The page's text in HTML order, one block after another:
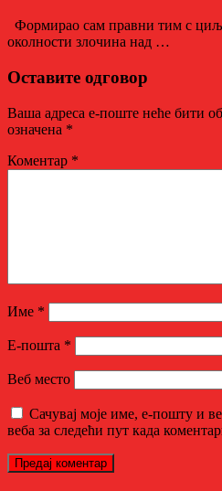
Формирао сам правни тим с
околности злочина над …
Оставите одговор
Ваша адреса е-поште неће бити
означена *
Коментар *
Име *
Е-пошта *
Веб место
Сачувај моје име, е-пошту и
веба за следећи пут када